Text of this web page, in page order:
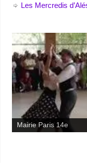
Les Mercredis
Mairie Paris 14e